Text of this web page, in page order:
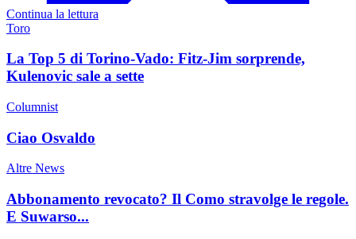
Continua la lettura
Toro
La Top 5 di Torino-Vado: Fitz-Jim sorprende,
Kulenovic sale a sette
Columnist
Ciao Osvaldo
Altre News
Abbonamento revocato? Il Como stravolge le regole.
E Suwarso...